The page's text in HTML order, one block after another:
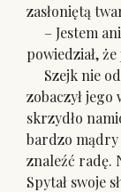
zasłoniętą
– Jestem
powiedział,
Szejk nie
zobaczył jego
skrzydło
bardzo mądry
znaleźć radę.
Spytał swoje